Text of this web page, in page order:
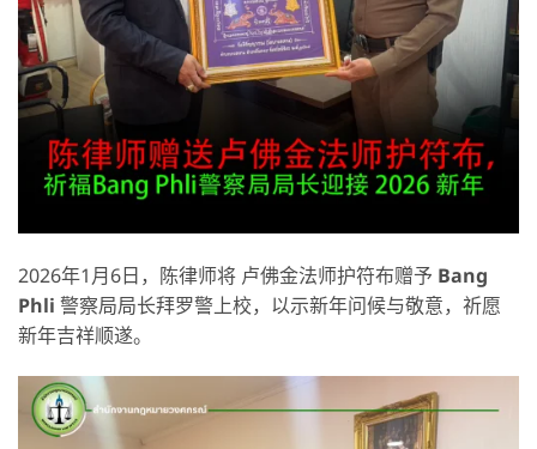
2026年1月6日，陈律师将 卢佛金法师护符布赠予 Bang
Phli 警察局局长拜罗警上校，以示新年问候与敬意，祈愿
新年吉祥顺遂。